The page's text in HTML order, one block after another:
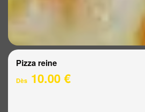
Pizza reine
Dès 10.00 €